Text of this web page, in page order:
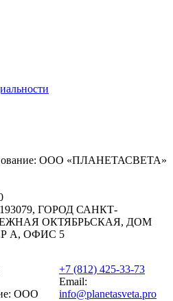
ООО «ПЛАНЕТАСВЕТА»
193079, ГОРОД САНКТ-
ОКТЯБРЬСКАЯ, ДОМ
А, ОФИС 5
ООО
+7 (812) 425-33-73
Email:
info@planetasveta.pro